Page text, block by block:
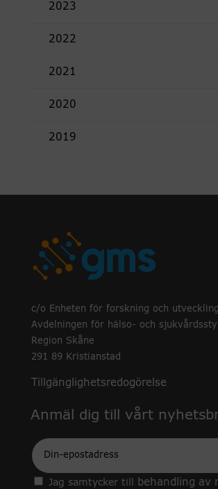
2023
2022
2021
2020
2019
c/o Enheten för forskning och utveckling
Avdelningen för hälso- och
Region Skåne
291 89 Kristianstad
Tillgänglighetsredogörelse
Anmäl dig till vårt
Epost
Jag samtycker till
behandling av